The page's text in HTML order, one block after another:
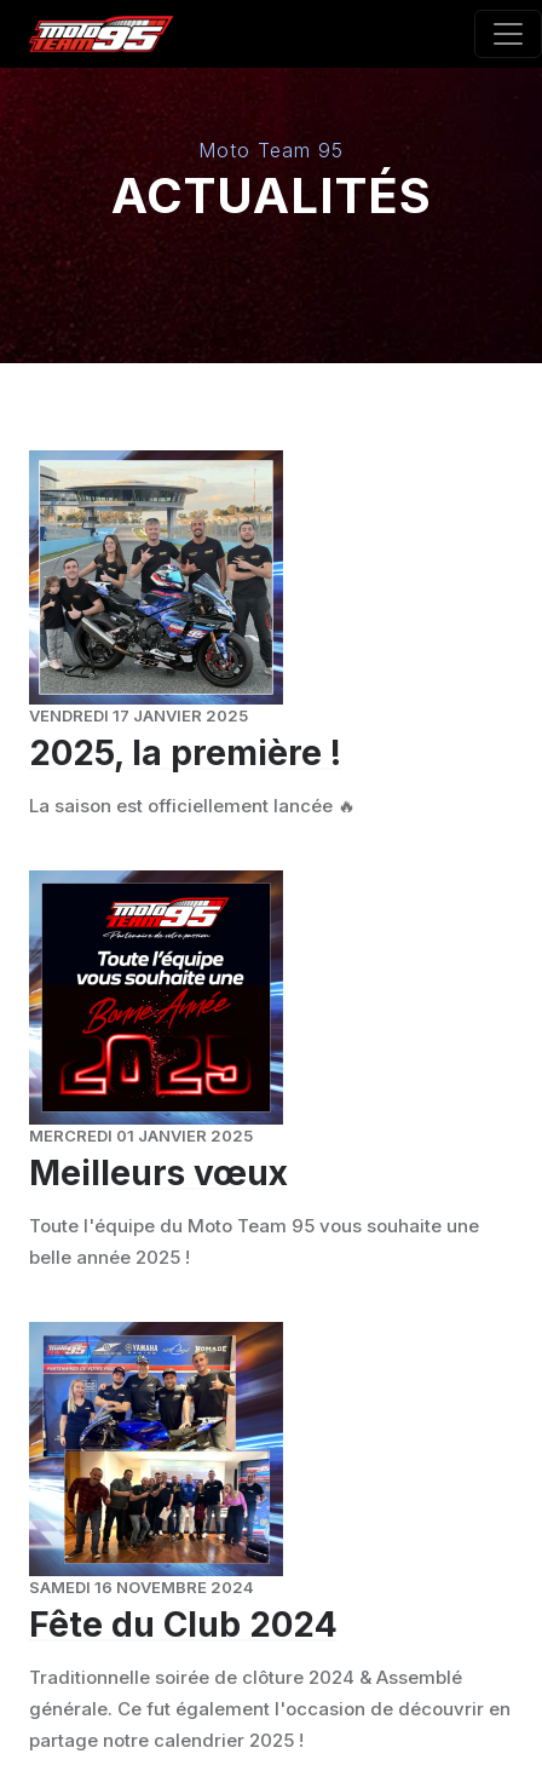
Moto Team 95
ACTUALITÉS
VENDREDI 17 JANVIER 2025
2025, la première !
La saison est officiellement lancée 🔥
MERCREDI 01 JANVIER 2025
Meilleurs vœux
Toute l'équipe du Moto Team 95 vous souhaite une
belle année 2025 !
SAMEDI 16 NOVEMBRE 2024
Fête du Club 2024
Traditionnelle soirée de clôture 2024 & Assemblé
générale. Ce fut également l'occasion de découvrir en
partage notre calendrier 2025 !